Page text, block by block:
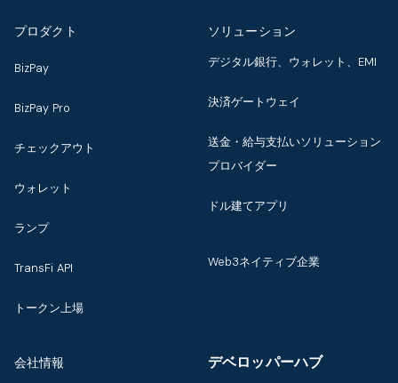
プロダクト
BizPay
BizPay Pro
チェックアウト
ウォレット
ランプ
TransFi API
トークン上場
ソリューション
デジタル銀行、ウォレット、EMI
決済ゲートウェイ
送金・給与支払いソリューション
プロバイダー
ドル建てアプリ
Web3ネイティブ企業
会社情報 デベロッパーハブ